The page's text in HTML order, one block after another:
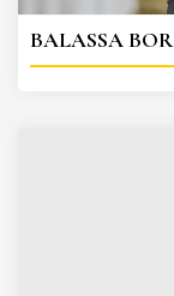
BALASSA BOR